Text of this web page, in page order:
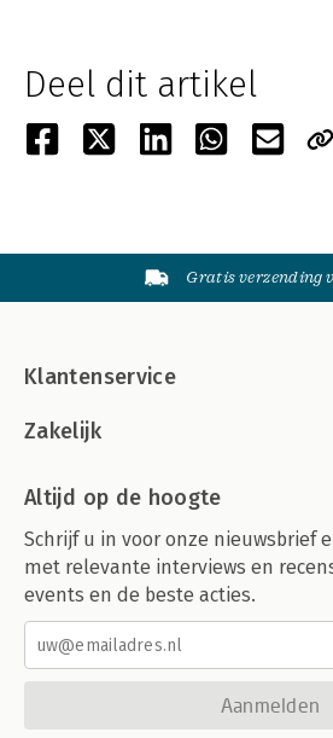
Deel dit artikel
Gratis verzending
Klantenservice
Zakelijk
Altijd op de hoogte
Schrijf u in voor onze nieuwsbrief
met relevante interviews en
events en de beste acties.
Aanmelden